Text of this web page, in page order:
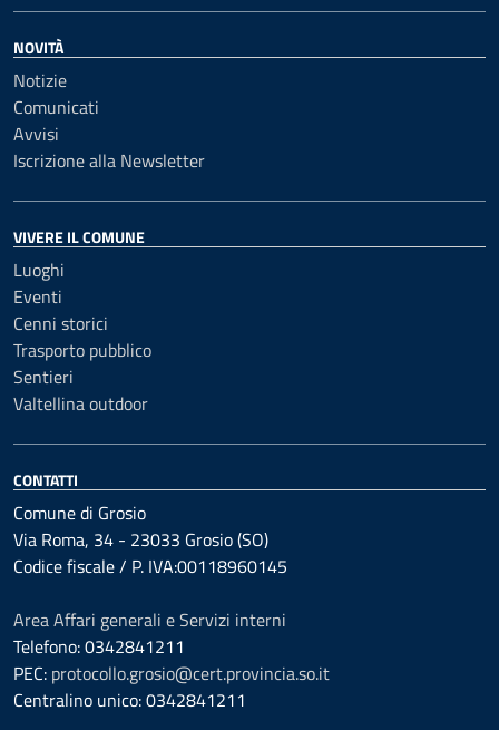
NOVITÀ
Notizie
Comunicati
Avvisi
Iscrizione alla Newsletter
VIVERE IL COMUNE
Luoghi
Eventi
Cenni storici
Trasporto pubblico
Sentieri
Valtellina outdoor
CONTATTI
Comune di Grosio
Via Roma, 34 - 23033 Grosio (SO)
Codice fiscale / P. IVA:00118960145
Area Affari generali e Servizi interni
Telefono: 0342841211
PEC: protocollo.grosio@cert.provincia.so.it
Centralino unico: 0342841211